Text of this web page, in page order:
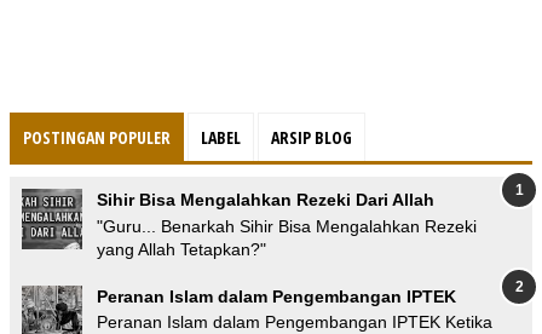
POSTINGAN POPULER LABEL ARSIP BLOG
Sihir Bisa Mengalahkan Rezeki Dari Allah
"Guru... Benarkah Sihir Bisa Mengalahkan Rezeki
yang Allah Tetapkan?"
Peranan Islam dalam Pengembangan IPTEK
Peranan Islam dalam Pengembangan IPTEK Ketika